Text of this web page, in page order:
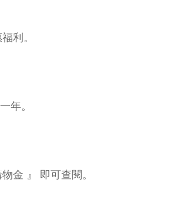
利。
年。
金 』 即可查閱。